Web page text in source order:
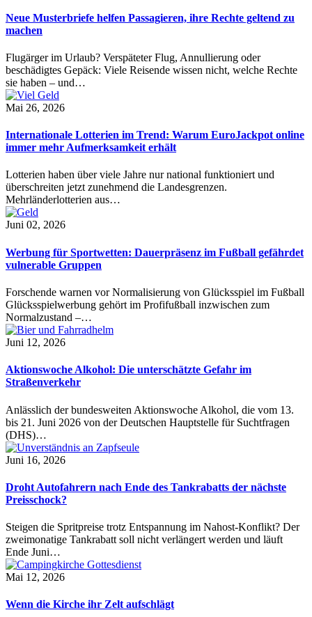
Neue Musterbriefe helfen Passagieren, ihre Rechte geltend zu
machen
Flugärger im Urlaub? Verspäteter Flug, Annullierung oder
beschädigtes Gepäck: Viele Reisende wissen nicht, welche Rechte
sie haben – und…
Mai 26, 2026
Internationale Lotterien im Trend: Warum EuroJackpot online
immer mehr Aufmerksamkeit erhält
Lotterien haben über viele Jahre nur national funktioniert und
überschreiten jetzt zunehmend die Landesgrenzen.
Mehrländerlotterien aus…
Juni 02, 2026
Werbung für Sportwetten: Dauerpräsenz im Fußball gefährdet
vulnerable Gruppen
Forschende warnen vor Normalisierung von Glücksspiel im Fußball
Glücksspielwerbung gehört im Profifußball inzwischen zum
Normalzustand –…
Juni 12, 2026
Aktionswoche Alkohol: Die unterschätzte Gefahr im
Straßenverkehr
Anlässlich der bundesweiten Aktionswoche Alkohol, die vom 13.
bis 21. Juni 2026 von der Deutschen Hauptstelle für Suchtfragen
(DHS)…
Juni 16, 2026
Droht Autofahrern nach Ende des Tankrabatts der nächste
Preisschock?
Steigen die Spritpreise trotz Entspannung im Nahost-Konflikt? Der
zweimonatige Tankrabatt soll nicht verlängert werden und läuft
Ende Juni…
Mai 12, 2026
Wenn die Kirche ihr Zelt aufschlägt